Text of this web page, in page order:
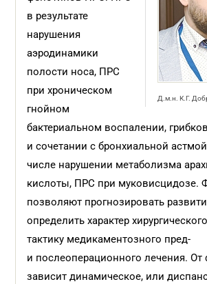
Д.м.н. К.Г.
в результате
нарушения
аэродинамики
полости носа, ПРС
при хроническом
гнойном
бактериальном воспалении,
и сочетании с бронхиальной
числе нарушении метаболизма
кислоты, ПРС при муковисцидозе.
позволяют прогнозировать
определить характер
тактику медикаментозного пред-
и послеоперационного лечения.
зависит динамическое, или